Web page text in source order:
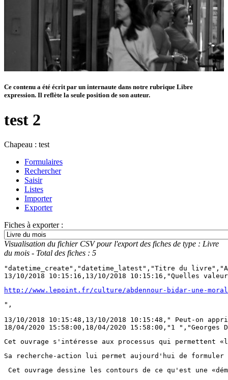
Ce contenu a été écrit par un internaute dans notre rubrique Libre
expression. Il reflète la seule position de son auteur.
test 2
Chapeau : test
Formulaires
Rechercher
Saisir
Listes
Importer
Exporter
Fiches à exporter :
Visualisation du fichier CSV pour l'export des fiches de type : Livre
du mois - Total des fiches : 5
"datetime_create","datetime_latest","Titre du
13/10/2018 10:15:16,13/10/2018 10:15:16,"Quelles
http://www.lepoint.fr/culture/abdennour-bidar-une-morale-
",
13/10/2018 10:15:48,13/10/2018 10:15:48," Peut-on
18/04/2020 15:58:00,18/04/2020 15:58:00,"1 ","Georges
Cet ouvrage s'intéresse aux processus qui
Sa recherche-action lui permet aujourd'hui de
Cet ouvrage dessine les contours de ce qu'est une